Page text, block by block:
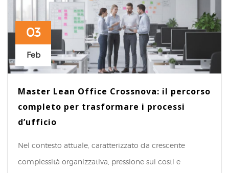
03
Feb
Master Lean Office Crossnova: il percorso
completo per trasformare i processi
d’ufficio
Nel contesto attuale, caratterizzato da crescente
complessità organizzativa, pressione sui costi e